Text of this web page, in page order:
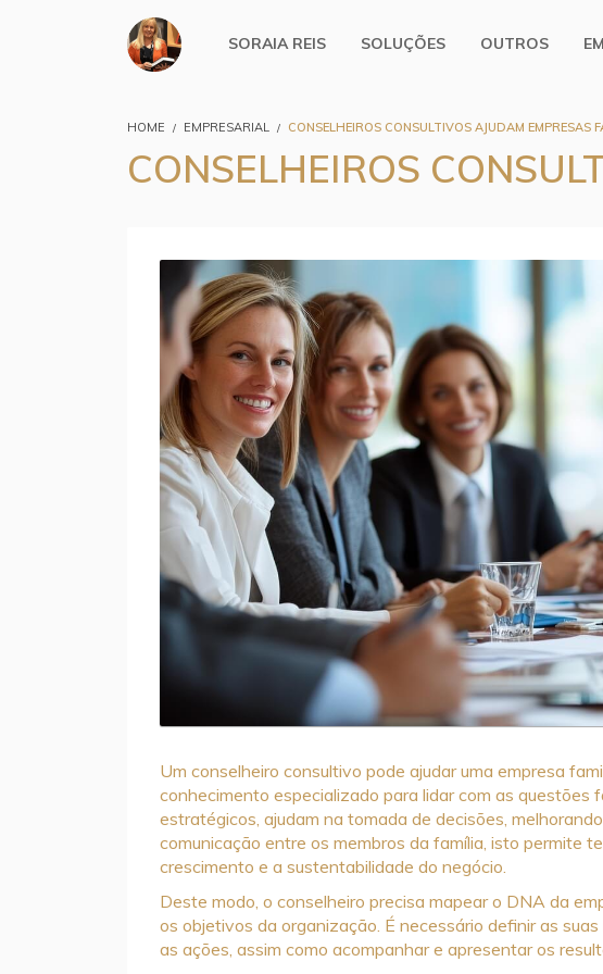
SORAIA REIS SOLUÇÕES OUTROS
HOME EMPRESARIAL CONSELHEIROS CONSULTIVOS AJUDAM EMPRESAS
CONSELHEIROS
Um conselheiro consultivo pode ajudar uma empresa
conhecimento especializado para lidar com as questões
estratégicos, ajudam na tomada de decisões,
comunicação entre os membros da família, isto permite
crescimento e a sustentabilidade do negócio.
Deste modo, o conselheiro precisa mapear o DNA da
os objetivos da organização. É necessário definir as
as ações, assim como acompanhar e apresentar os